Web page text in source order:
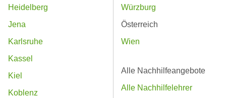
Heidelberg
Jena
Karlsruhe
Kassel
Kiel
Koblenz
Würzburg
Österreich
Wien
Alle Nachhilfeangebote
Alle Nachhilfelehrer